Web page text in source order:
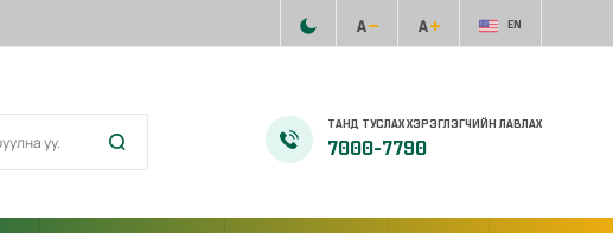
EN
ТАНД ТУСЛАХ ХЭРЭГЛЭГЧИЙН ЛАВЛАХ
7000-7790